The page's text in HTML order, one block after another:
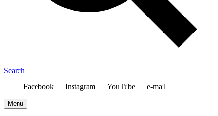
Search
Facebook
Instagram YouTube e-mail
Menu